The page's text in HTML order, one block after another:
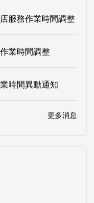
服務作業時間調整
業時間調整
時間異動通知
更多消息